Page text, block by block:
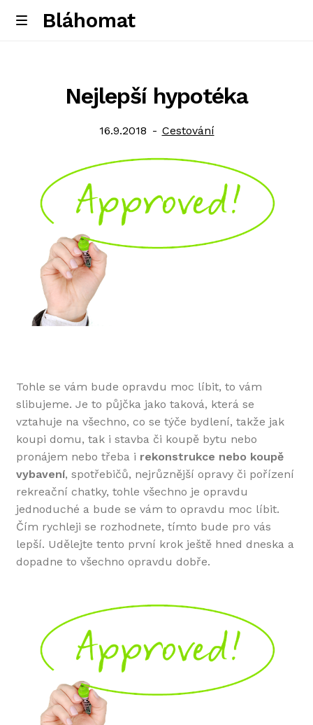
Skip
Skip
M
Bláhomat
Nejlepší hypotéka
Posted
16.9.2018 Category:
Cestování
Tohle se vám bude opravdu moc líbit, to vám
slibujeme. Je to půjčka jako taková, která se
vztahuje na všechno, co se týče bydlení, takže jak
koupi domu, tak i stavba či koupě bytu nebo
pronájem nebo třeba i rekonstrukce nebo koupě
vybavení, spotřebičů, nejrůznější opravy či pořízení
rekreační chatky, tohle všechno je opravdu
jednoduché a bude se vám to opravdu moc líbit.
Čím rychleji se rozhodnete, tímto bude pro vás
lepší. Udělejte tento první krok ještě hned dneska a
dopadne to všechno opravdu dobře.